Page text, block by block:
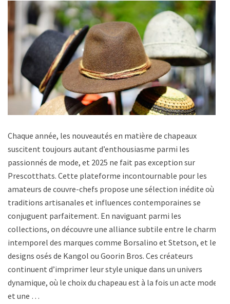
Chaque année, les nouveautés en matière de chapeaux
suscitent toujours autant d’enthousiasme parmi les
passionnés de mode, et 2025 ne fait pas exception sur
Prescotthats. Cette plateforme incontournable pour les
amateurs de couvre-chefs propose une sélection inédite où
traditions artisanales et influences contemporaines se
conjuguent parfaitement. En naviguant parmi les
collections, on découvre une alliance subtile entre le charme
intemporel des marques comme Borsalino et Stetson, et les
designs osés de Kangol ou Goorin Bros. Ces créateurs
continuent d’imprimer leur style unique dans un univers
dynamique, où le choix du chapeau est à la fois un acte mode
et une …